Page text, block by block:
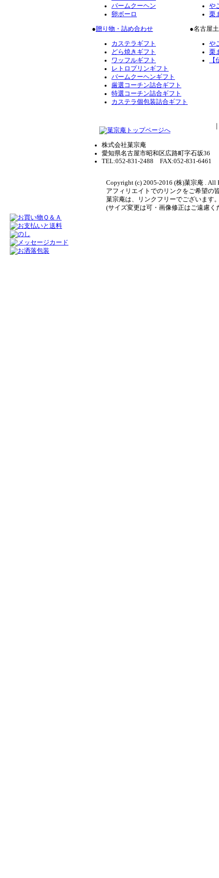
バームクーヘン
卵ボーロ
●贈り物・詰め合わせ
カステラギフト
どら焼きギフト
ワッフルギフト
レトロプリンギフト
バームクーヘンギフト
厳選コーチン詰合ギフト
特選コーチン詰合ギフト
カステラ個包装詰合ギフト
や
栗
●名古屋
や
栗
株式会社菓宗庵
愛知県名古屋市昭和区広路町字石坂36
TEL:052-831-2488 FAX:052-831-6461
Copyright (c) 2005-2016 (株)菓宗庵 . All
アフィリエイトでのリンクをご希望の
菓宗庵は、リンクフリーでございます
(サイズ変更は可・画像修正はご遠慮